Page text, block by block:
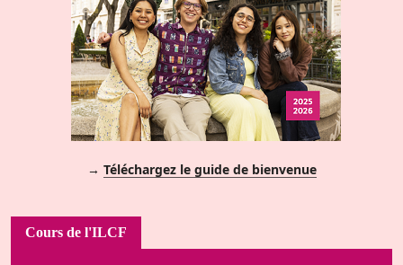
→ Téléchargez le guide de bienvenue
Cours de l'ILCF